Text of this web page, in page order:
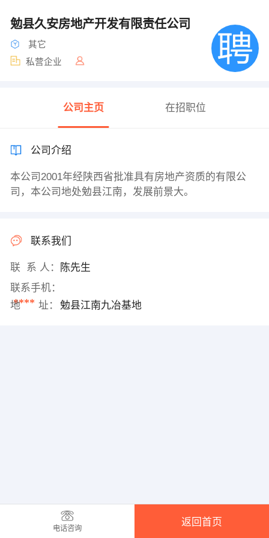
勉县久安房地产开发有限责任公司
其它
私营企业
公司主页 在招职位
公司介绍
本公司2001年经陕西省批准具有房地产资质的有限公
司，本公司地处勉县江南，发展前景大。
联系我们
联 系 人：
陈先生
联系手机：
****
地 址： 勉县江南九冶基地
电话咨询
返回首页